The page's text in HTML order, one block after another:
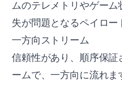
ムのテレメトリやゲー
失が問題となるペイロー
一方向ストリーム
信頼性があり、順序保証
ームで、一方向に流れ